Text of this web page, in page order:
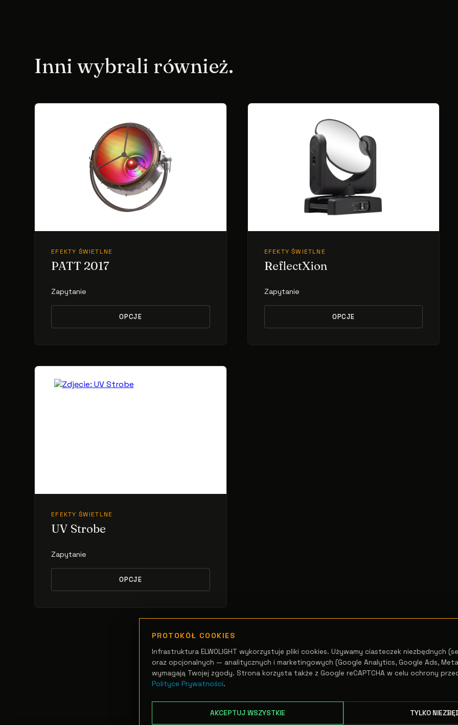
Inni wybrali również.
EFEKTY ŚWIETLNE
PATT 2017
Zapytanie
OPCJE
EFEKTY ŚWIETLNE
ReflectXion
Zapytanie
OPCJE
EFEKTY ŚWIETLNE
UV Strobe
Zapytanie
OPCJE
PROTOKÓŁ COOKIES
Infrastruktura ELWOLIGHT wykorzystuje pliki cookies. Używamy ciasteczek niezbędnych
oraz opcjonalnych — analitycznych i marketingowych (Google Analytics, Google Ads,
wymagają Twojej zgody. Strona korzysta także z Google reCAPTCHA w celu ochrony
Polityce Prywatności.
AKCEPTUJ WSZYSTKIE TYLKO